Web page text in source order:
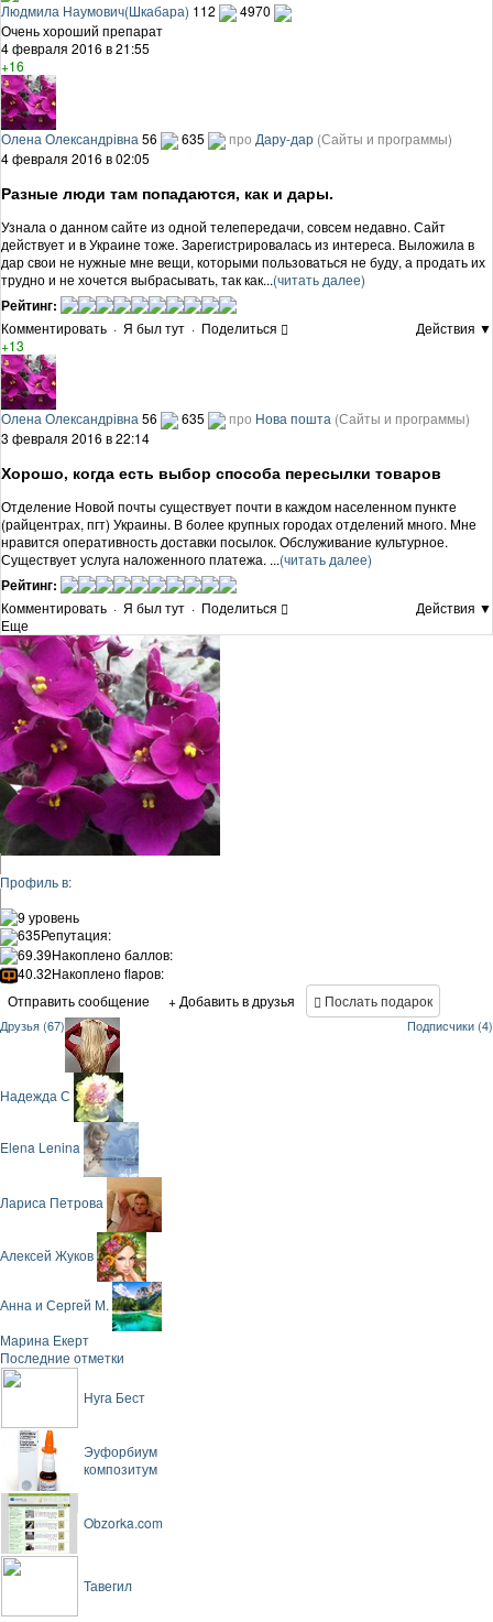
Людмила Наумович(Шкабара) 112
4970
Очень хороший препарат
4 февраля 2016 в 21:55
+16
Олена Олександрівна 56 635 про Дару-дар (Сайты и программы)
4 февраля 2016 в 02:05
Разные люди там попадаются, как и дары.
Узнала о данном сайте из одной телепередачи, совсем недавно. Сайт
действует и в Украине тоже. Зарегистрировалась из интереса. Выложила в
дар свои не нужные мне вещи, которыми пользоваться не буду, а продать их
трудно и не хочется выбрасывать, так как...(читать далее)
Рейтинг:
Комментировать · Я был тут · Поделиться
Действия ▼
+13
Олена Олександрівна 56 635 про Нова пошта (Сайты и программы)
3 февраля 2016 в 22:14
Хорошо, когда есть выбор способа пересылки товаров
Отделение Новой почты существует почти в каждом населенном пункте
(райцентрах, пгт) Украины. В более крупных городах отделений много. Мне
нравится оперативность доставки посылок. Обслуживание культурное.
Существует услуга наложенного платежа. ...(читать далее)
Рейтинг:
Комментировать · Я был тут · Поделиться
Действия ▼
Еще
Профиль в:
9 уровень
635Репутация:
69.39Накоплено баллов:
40.32Накоплено flapов:
Отправить сообщение
+ Добавить в друзья Послать подарок
Друзья (67) Подписчики (4)
Надежда С
Elena Lenina
Лариса Петрова
Алексей Жуков
Анна и Сергей М.
Марина Екерт
Последние отметки
Нуга Бест
Эуфорбиум
композитум
Obzorka.com
Тавегил